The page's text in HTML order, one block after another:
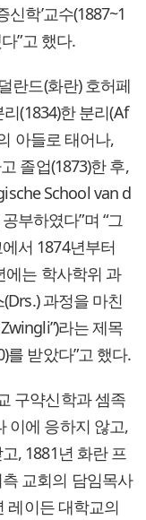
학’교수(1887~1
”고 했다.
란드(화란) 호허페
(1834)한 분리(Af
아들로 태어나,
졸업(1873)한 후,
School van d
부하였다”며 “그
서 1874년부터
에는 학사학위 과
과정을 마친
라는 제목
를 받았다”고 했다.
구약신학과 셈족
이에 응하지 않고,
, 1881년 화란 프
교회의 담임목사
레이든 대학교의